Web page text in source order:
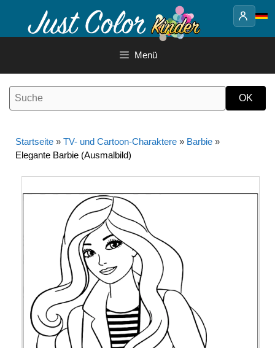
Inhalt
Menü
Startseite » TV- und Cartoon-Charaktere » Barbie »
Elegante Barbie (Ausmalbild)